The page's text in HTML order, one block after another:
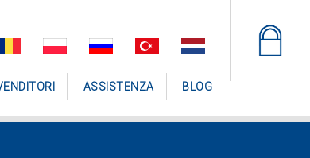
ASSISTENZA BLOG